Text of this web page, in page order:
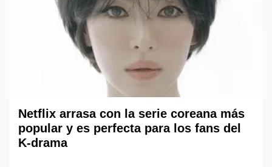
Netflix arrasa con la serie coreana más
popular y es perfecta para los fans del
K-drama